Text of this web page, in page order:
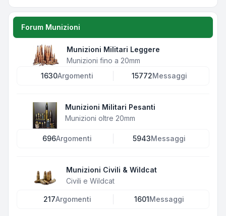
Forum Munizioni
Munizioni Militari Leggere
Munizioni fino a 20mm
1630Argomenti 15772Messaggi
Munizioni Militari Pesanti
Munizioni oltre 20mm
696Argomenti 5943Messaggi
Munizioni Civili & Wildcat
Civili e Wildcat
217Argomenti 1601 Messaggi